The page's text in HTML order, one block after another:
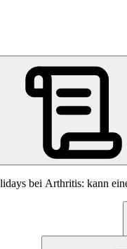
Basel
bei Arthritis: kann